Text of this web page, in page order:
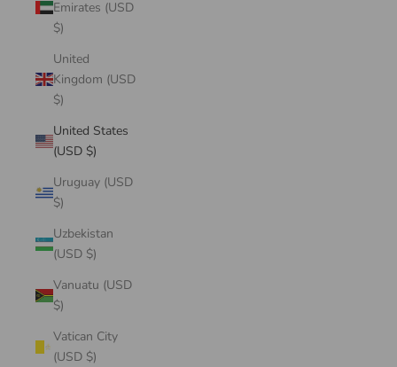
Emirates (USD
$)
United
Kingdom (USD
$)
United States
(USD $)
Uruguay (USD
$)
Uzbekistan
(USD $)
Vanuatu (USD
$)
Vatican City
(USD $)